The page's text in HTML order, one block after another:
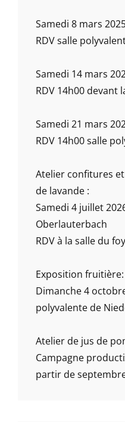
Samedi 8 mars
RDV salle
Samedi 14 mars
RDV 14h00 devant
Samedi 21 mars
RDV 14h00 salle
Atelier confitures
de lavande :
Samedi 4 juillet
Oberlauterbach
RDV à la salle du
Exposition fruitière:
Dimanche 4
polyvalente de
Atelier de jus de
Campagne
partir de